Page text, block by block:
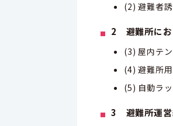
(2) 避難者
2 避難所にお
(3) 屋内テ
(4) 避難所
(5) 自動ラ
3 避難所運営